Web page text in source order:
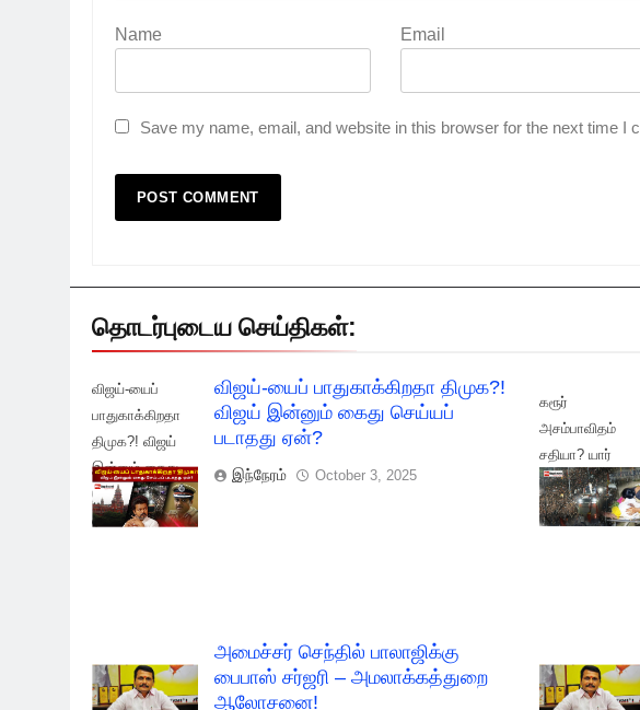
Name Email
Save my name, email, and website in this browser for the next time I
தொடர்புடைய செய்திகள்:
விஜய்-யைப்
பாதுகாக்கிறதா
திமுக?! விஜய்
இன்னும் கைது
செய்யப் படாதது
ஏன்?
விஜய்-யைப் பாதுகாக்கிறதா திமுக?!
விஜய் இன்னும் கைது செய்யப்
படாதது ஏன்?
இந்நேரம் October 3, 2025
கரூர்
அசம்பாவிதம்
சதியா? யார்
பொறுப்பு? - Fact
Check Report
அமைச்சர் செந்தில் பாலாஜிக்கு
பைபாஸ் சர்ஜரி – அமலாக்கத்துறை
ஆலோசனை!